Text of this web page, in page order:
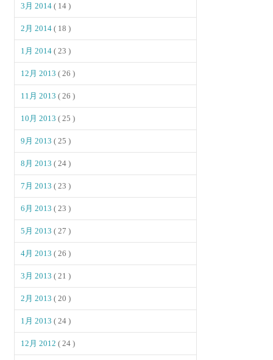
3月 2014( 14 )
2月 2014( 18 )
1月 2014( 23 )
12月 2013( 26 )
11月 2013( 26 )
10月 2013( 25 )
9月 2013( 25 )
8月 2013( 24 )
7月 2013( 23 )
6月 2013( 23 )
5月 2013( 27 )
4月 2013( 26 )
3月 2013( 21 )
2月 2013( 20 )
1月 2013( 24 )
12月 2012( 24 )